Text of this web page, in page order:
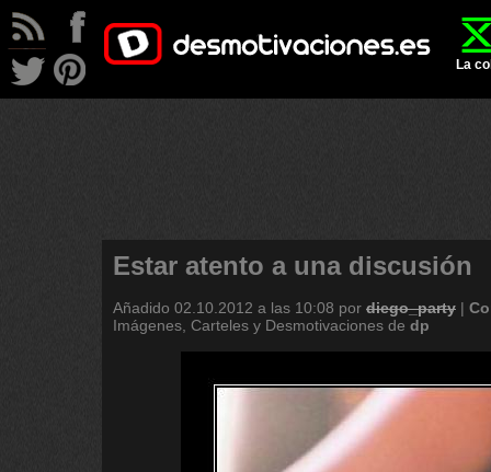
La
Estar atento a una discusión
Añadido 02.10.2012 a las 10:08 por diego_party |
Imágenes, Carteles y Desmotivaciones de dp